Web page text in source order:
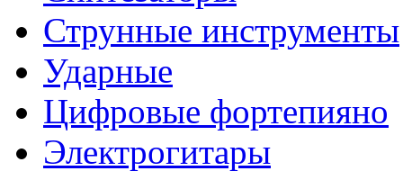
Струнные инструменты
Ударные
Цифровые фортепияно
Электрогитары